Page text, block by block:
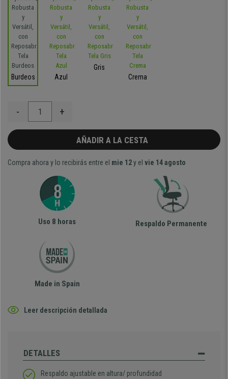
Burdeos Azul
Gris
Crema
- +
AÑADIR A LA CESTA
Compra ahora y lo recibirás entre el mie 12y el vie 14 agosto
Uso 8 horas Respaldo Permanente
Made in Spain
Leer descripción detallada
DETALLES
Respaldo ajustable en altura/ profundidad